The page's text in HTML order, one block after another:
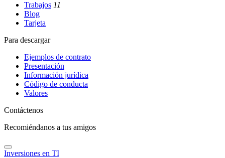
Trabajos 11
Blog
Tarjeta
Para descargar
Ejemplos de contrato
Presentación
Información jurídica
Código de conducta
Valores
Contáctenos
Recomiéndanos a tus amigos
Inversiones en TI